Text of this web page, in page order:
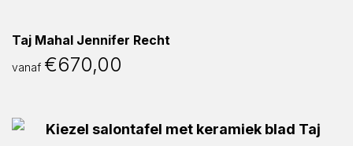
Taj Mahal Jennifer Recht
vanaf €670,00